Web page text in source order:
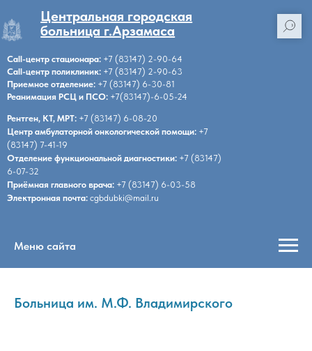
Центральная городская
больница г.Арзамаса
Рентген, КТ, МРТ: +7 (83147) 6-08-20
Центр амбулаторной онкологической помощи: +7
(83147) 7-41-19
Отделение функциональной диагностики: +7 (83147)
6-07-32
Приёмная главного врача: +7 (83147) 6-03-58
Электронная почта: cgbdubki@mail.ru
Call-центр стационара: +7 (83147) 2-90-64
Call-центр поликлиник: +7 (83147) 2-90-63
Приемное отделение: +7 (83147) 6-30-81
Реанимация РСЦ и ПСО: +7(83147)-6-05-24
Меню сайта
Больница им. М.Ф. Владимирского